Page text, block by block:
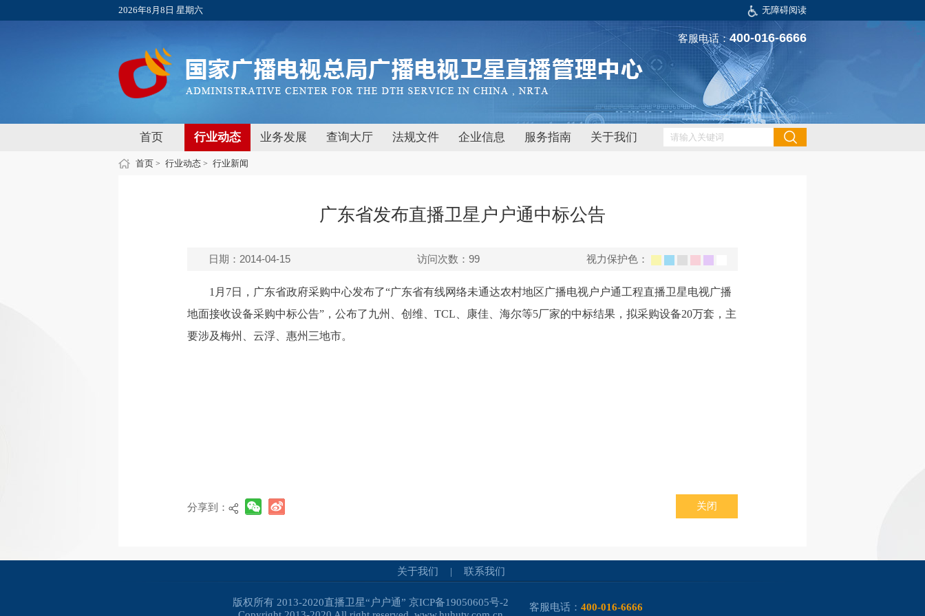
2026年8月8日 星期六 无障碍阅读
客服电话：400-016-6666
首页 行业动态 业务发展 查询大厅 法规文件 企业信息 服务指南 关于我们
首页 > 行业动态 > 行业新闻
广东省发布直播卫星户户通中标公告
日期：2014-04-15 访问次数： 99 视力保护色：
1月7日，广东省政府采购中心发布了“广东省有线网络未通达农村地区广播电视户户通工程直播卫星电视广播
地面接收设备采购中标公告”，公布了九州、创维、TCL、康佳、海尔等5厂家的中标结果，拟采购设备20万套，主
要涉及梅州、云浮、惠州三地市。
分享到： 关闭
关于我们 | 联系我们
版权所有 2013-2020直播卫星“户户通” 京ICP备19050605号-2
客服电话： 400-016-6666